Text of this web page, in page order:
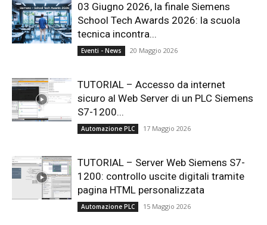
03 Giugno 2026, la finale Siemens
School Tech Awards 2026: la scuola
tecnica incontra...
Eventi - News 20 Maggio 2026
TUTORIAL – Accesso da internet
sicuro al Web Server di un PLC Siemens
S7-1200...
Automazione PLC 17 Maggio 2026
TUTORIAL – Server Web Siemens S7-
1200: controllo uscite digitali tramite
pagina HTML personalizzata
Automazione PLC 15 Maggio 2026